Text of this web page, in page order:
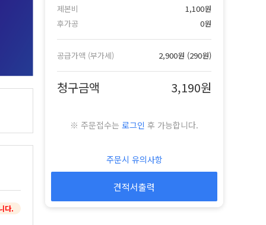
다.
제본비
1,100원
후가공
0원
공급가액 (부가세) 2,900원 (290원)
청구금액 3,190원
※ 주문접수는 로그인 후 가능합니다.
주문시 유의사항
견적서출력